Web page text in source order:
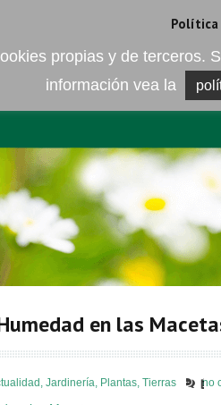
EMPRESA ELEMENTO DEL
en las
, Jardinería, Plantas, Tierras no
Política
propias y de terceros.
información vea la